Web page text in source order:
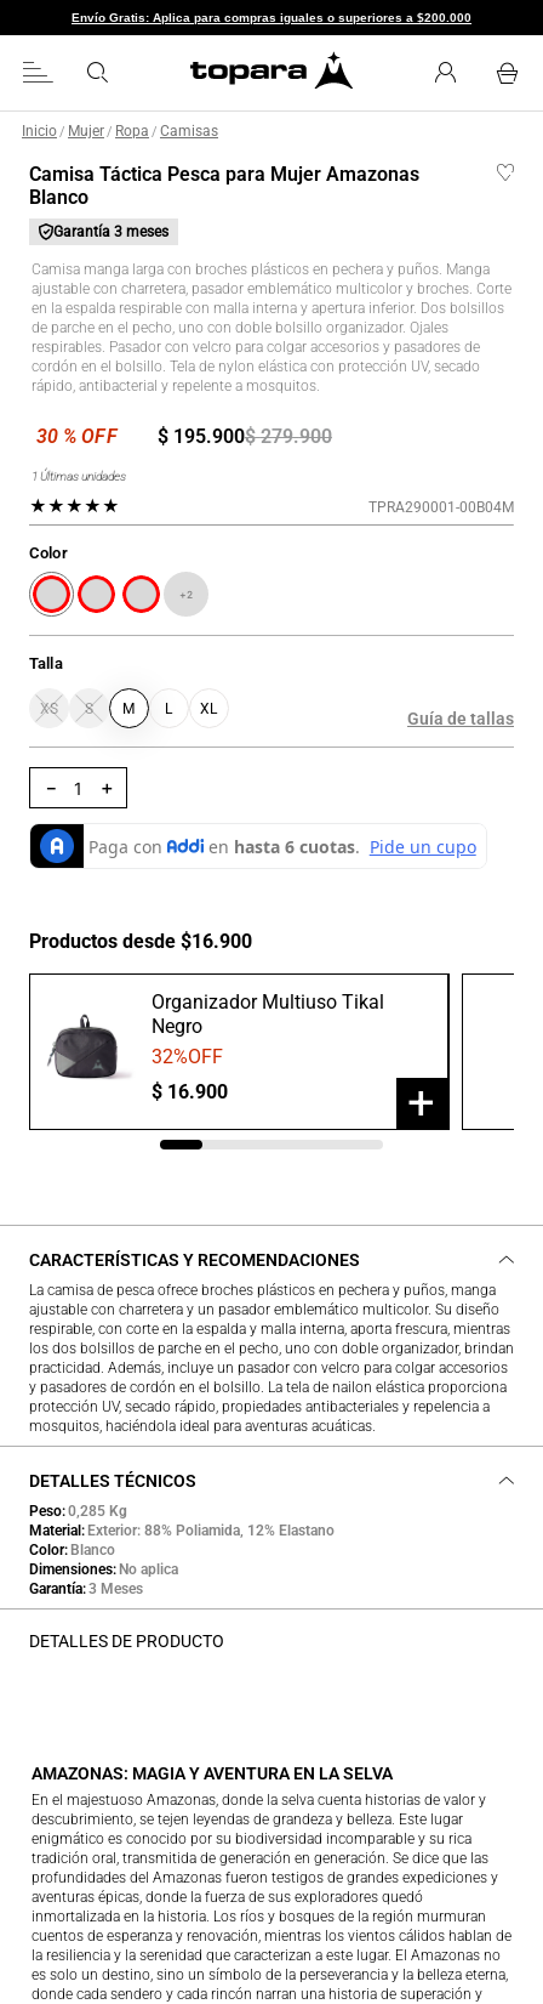
Envío Gratis: Aplica para compras iguales o superiores a $200.000
Inicio / Mujer / Ropa / Camisas
Camisa Táctica Pesca para Mujer Amazonas
Blanco
Garantía 3 meses
Camisa manga larga con broches plásticos en pechera y puños. Manga
ajustable con charretera, pasador emblemático multicolor y broches. Corte
en la espalda respirable con malla interna y apertura inferior. Dos bolsillos
de parche en el pecho, uno con doble bolsillo organizador. Ojales
respirables. Pasador con velcro para colgar accesorios y pasadores de
cordón en el bolsillo. Tela de nylon elástica con protección UV, secado
rápido, antibacterial y repelente a mosquitos.
$ 279.900
$ 195.900
1 Últimas unidades
★★★★★ TPRA290001-00B04M
Talla
XS S M L XL
Color
+2
Guía de tallas
＋
－
Productos desde $16.900
Organizador Multiuso Tikal
Negro
32%OFF
$ 16.900 +
CARACTERÍSTICAS Y RECOMENDACIONES
La camisa de pesca ofrece broches plásticos en pechera y puños, manga
ajustable con charretera y un pasador emblemático multicolor. Su diseño
respirable, con corte en la espalda y malla interna, aporta frescura, mientras
los dos bolsillos de parche en el pecho, uno con doble organizador, brindan
practicidad. Además, incluye un pasador con velcro para colgar accesorios
y pasadores de cordón en el bolsillo. La tela de nailon elástica proporciona
protección UV, secado rápido, propiedades antibacteriales y repelencia a
mosquitos, haciéndola ideal para aventuras acuáticas.
DETALLES TÉCNICOS
Peso 0,285 Kg
Material
Exterior: 88% Poliamida, 12% Elastano
Color Blanco
Dimensiones No aplica
Garantía 3 Meses
DETALLES DE PRODUCTO
AMAZONAS: MAGIA Y AVENTURA EN LA SELVA
En el majestuoso Amazonas, donde la selva cuenta historias de valor y
descubrimiento, se tejen leyendas de grandeza y belleza. Este lugar
enigmático es conocido por su biodiversidad incomparable y su rica
tradición oral, transmitida de generación en generación. Se dice que las
profundidades del Amazonas fueron testigos de grandes expediciones y
aventuras épicas, donde la fuerza de sus exploradores quedó
inmortalizada en la historia. Los ríos y bosques de la región murmuran
cuentos de esperanza y renovación, mientras los vientos cálidos hablan de
la resiliencia y la serenidad que caracterizan a este lugar. El Amazonas no
es solo un destino, sino un símbolo de la perseverancia y la belleza eterna,
donde cada sendero y cada rincón narran una historia de superación y